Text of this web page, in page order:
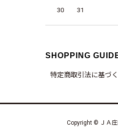
30 31
SHOPPING
特定商取引法に基づ
Copyright © ＪＡ